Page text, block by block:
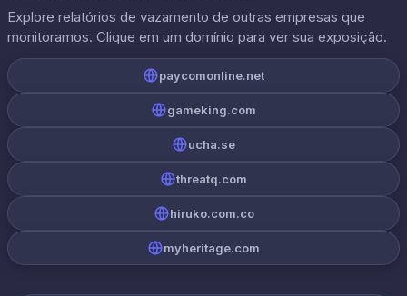
Explore relatórios de vazamento de outras empresas que
monitoramos. Clique em um domínio para ver sua exposição.
paycomonline.net
gameking.com
ucha.se
threatq.com
hiruko.com.co
myheritage.com